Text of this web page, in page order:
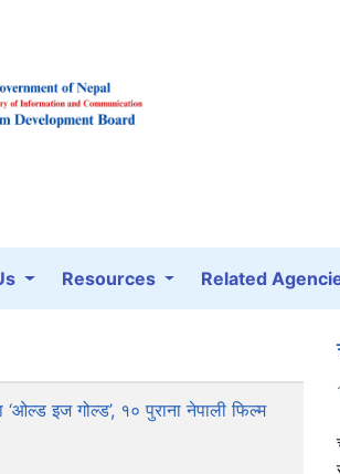
Resources Related
‘ओल्ड इज गोल्ड’, १० पुराना नेपाली फिल्म